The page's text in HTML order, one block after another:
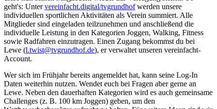
geht's: Untervereinfacht.digital/tvgrundhofwerden unsere
individuellen sportlichen Aktivitäten als Verein summiert. Alle
Mitglieder sind eingeladen teilzunehmen und anschließend die
individuelle Leistung in den Kategorien Joggen, Walking, Fitness
sowie Radfahren einzutragen. Einen Zugang bekommst du bei
Lewe (l.twist@tvgrundhof.de), er verwaltet unseren vereinfacht-
Account.
Wer sich im Frühjahr bereits angemeldet hat, kann seine Log-In
Daten weiterhin nutzen. Wendet euch bei Fragen aber gerne an
Lewe. Neben den dauerhaften Kategorien wird es auch gemeinsame
Challenges (z. B. 100 km Joggen) geben, um den